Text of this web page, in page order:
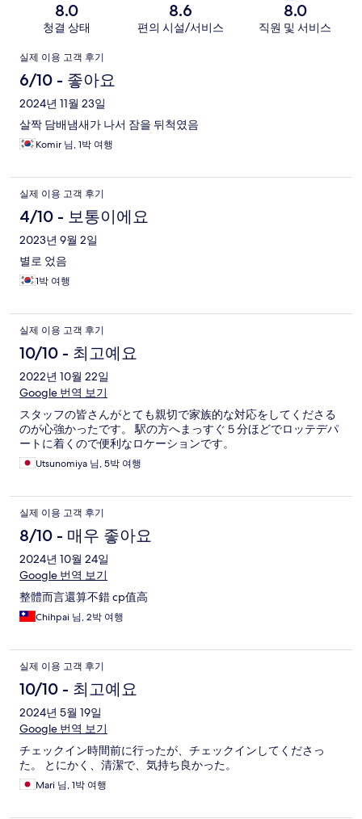
8.0
청결 상태
8.6
편의 시설/서비스
8.0
직원 및 서비스
이
용
후
기
실제 이용 고객 후기
6/10 - 좋아요
2024년 11월 23일
살짝 담배냄새가 나서 잠을 뒤척였음
Komir 님, 1박 여행
실제 이용 고객 후기
4/10 - 보통이에요
2023년 9월 2일
별로 었음
1박 여행
실제 이용 고객 후기
10/10 - 최고예요
2022년 10월 22일
Google 번역 보기
スタッフの皆さんがとても親切で家族的な対応をしてくださる
のが心強かったです。 駅の方へまっすぐ５分ほどでロッテデパ
ートに着くので便利なロケーションです。
Utsunomiya 님, 5박 여행
실제 이용 고객 후기
8/10 - 매우 좋아요
2024년 10월 24일
Google 번역 보기
整體而言還算不錯 cp值高
Chihpai 님, 2박 여행
실제 이용 고객 후기
10/10 - 최고예요
2024년 5월 19일
Google 번역 보기
チェックイン時間前に行ったが、チェックインしてくださっ
た。 とにかく、清潔で、気持ち良かった。
Mari 님, 1박 여행